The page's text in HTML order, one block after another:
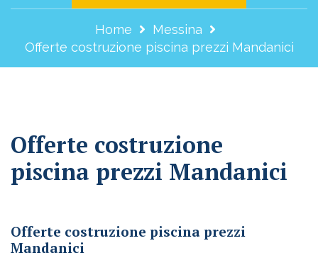
Home
Messina
Offerte costruzione piscina prezzi Mandanici
Offerte costruzione
piscina prezzi Mandanici
Offerte costruzione piscina prezzi
Mandanici